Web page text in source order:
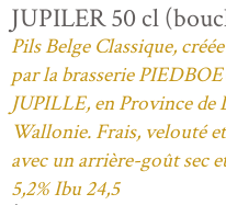
JUPILER 50 cl
Pils Belge Classique,
par la brasserie
JUPILLE, en Province de
Wallonie. Frais, velouté
avec un arrière-goût sec
5,2% Ibu 24,5